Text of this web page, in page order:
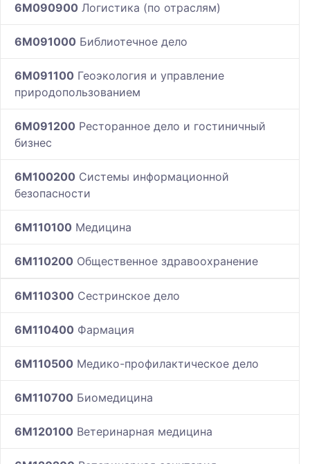
6M090900 Логистика (по отраслям)
6M091000 Библиотечное дело
6M091100 Геоэкология и управление
природопользованием
6M091200 Ресторанное дело и гостиничный
бизнес
6M100200 Системы информационной
безопасности
6M110100 Медицина
6M110200 Общественное здравоохранение
6M110300 Сестринское дело
6M110400 Фармация
6M110500 Медико-профилактическое дело
6M110700 Биомедицина
6M120100 Ветеринарная медицина